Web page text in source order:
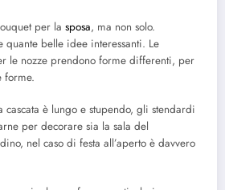
per la sposa, ma non solo.
quante belle idee interessanti. Le
le nozze prendono forme differenti, per
forme.
è lungo e stupendo, gli stendardi
per decorare sia la sala del
nel caso di festa all’aperto è davvero